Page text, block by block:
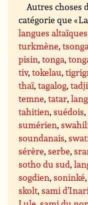
Autres choses
catégorie que «
langues altaïques
turkmène,
pisin,tonga,
tiv,tokelau,
thaï,tagalog,
temne,tatar,
tahitien,suédois,
sumérien,
soundanais,
sérère,serbe,
sotho du sud,
sogdien,soninké
skolt,sami